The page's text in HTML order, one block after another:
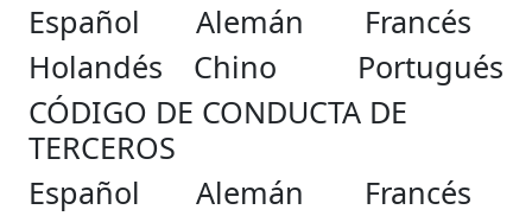
Español
Alemán
Francés
Holandés
Chino
Portugués
CÓDIGO DE CONDUCTA DE
TERCEROS
Español
Alemán
Francés